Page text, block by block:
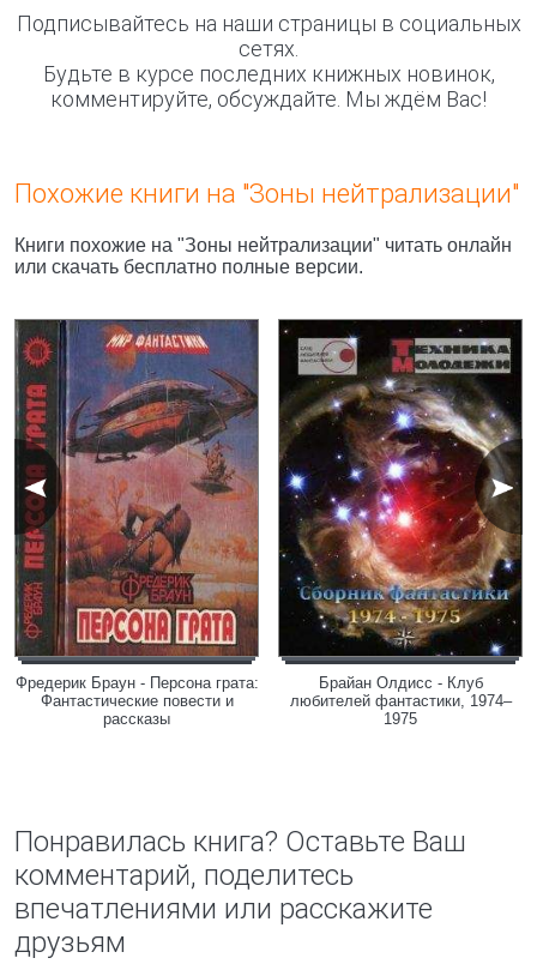
Подписывайтесь на наши страницы в социальных
сетях.
Будьте в курсе последних книжных новинок,
комментируйте, обсуждайте. Мы ждём Вас!
Похожие книги на "Зоны нейтрализации"
Книги похожие на "Зоны нейтрализации" читать онлайн
или скачать бесплатно полные версии.
Фредерик Браун - Персона грата:
Фантастические повести и
рассказы
Брайан Олдисс - Клуб
любителей фантастики, 1974–
1975
Понравилась книга? Оставьте Ваш
комментарий, поделитесь
впечатлениями или расскажите
друзьям